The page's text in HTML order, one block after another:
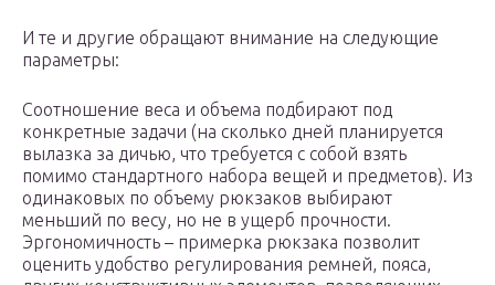
И те и другие обращают внимание на следующие
параметры:
Соотношение веса и объема подбирают под
конкретные задачи (на сколько дней планируется
вылазка за дичью, что требуется с собой взять
помимо стандартного набора вещей и предметов). Из
одинаковых по объему рюкзаков выбирают
меньший по весу, но не в ущерб прочности.
Эргономичность – примерка рюкзака позволит
оценить удобство регулирования ремней, пояса,